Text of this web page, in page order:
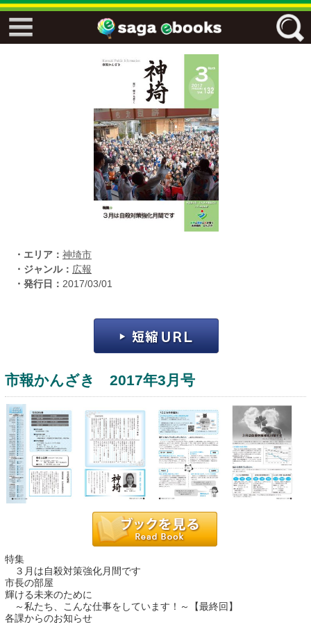
フリーワード
ジャンル
エリア
・エリア： 神埼市
・ジャンル： 広報
・発行日： 2017/03/01
市報かんざき 2017年3月号
特集
３月は自殺対策強化月間です
市長の部屋
輝ける未来のために
～私たち、こんな仕事をしています！～【最終回】
各課からのお知らせ
↓↓ ebooks専用本棚 ↓↓
運営：福博印刷
saga ebooksとは
よくある質問
サイトマップ
お問い合わせ